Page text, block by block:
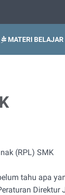
MATERI BELAJAR
(RPL) SMK
tahu apa